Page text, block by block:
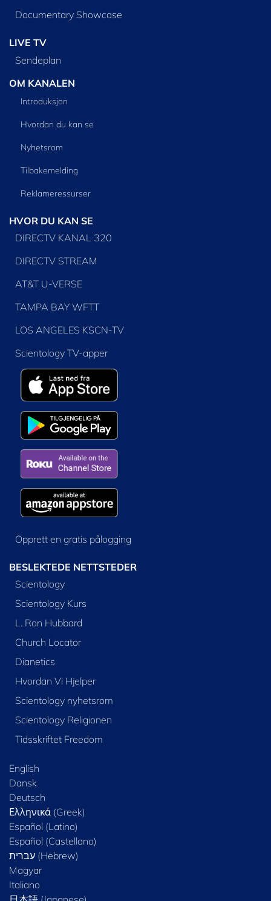
Documentary Showcase
LIVE TV
Sendeplan
OM KANALEN
Introduksjon
Hvordan du kan se
Nyhetsrom
Tilbakemelding
Reklameressurser
HVOR DU KAN SE
DIRECTV KANAL 320
DIRECTV STREAM
AT&T U-VERSE
TAMPA BAY WFTT
LOS ANGELES KSCN-TV
Scientology TV-apper
Opprett en gratis pålogging
BESLEKTEDE NETTSTEDER
Scientology
Scientology Kurs
L. Ron Hubbard
Church Locator
Dianetics
Hvordan Vi Hjelper
Scientology nyhetsrom
Scientology Religionen
Tidsskriftet Freedom
English
Dansk
Deutsch
Ελληνικά (Greek)
Español (Latino)
Español (Castellano)
Magyar
Italiano